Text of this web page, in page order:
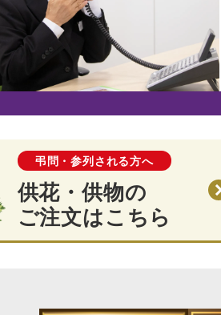
弔問・参列される方へ
供花・供物の
ご注文はこちら